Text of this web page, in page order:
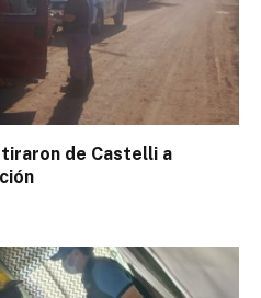
de Castelli a